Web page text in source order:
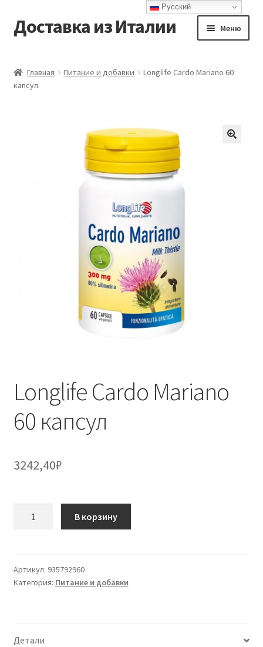
Перейти
к
Перейти
к
Доставка из Италии Меню
Доставка
Главная Питание и добавки
Longlife Cardo Mariano 60
капсул
Longlife Cardo Mariano
60 капсул
3242,40₽
Mariano
60
В корзину
Артикул: 935792960
Категория: Питание и добавки
Детали
Русский